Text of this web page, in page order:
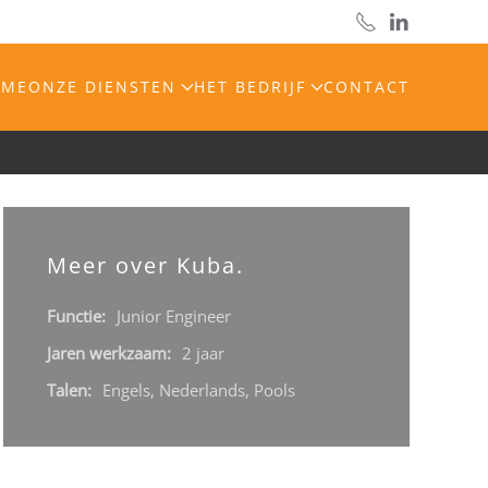
ONZE DIENSTEN HET BEDRIJF CONTACT
Meer over Kuba.
Functie: Junior Engineer
Jaren werkzaam: 2 jaar
Talen: Engels, Nederlands, Pools